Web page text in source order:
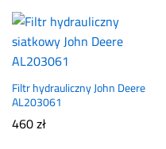
Filtr hydrauliczny John Deere
AL203061
460zł